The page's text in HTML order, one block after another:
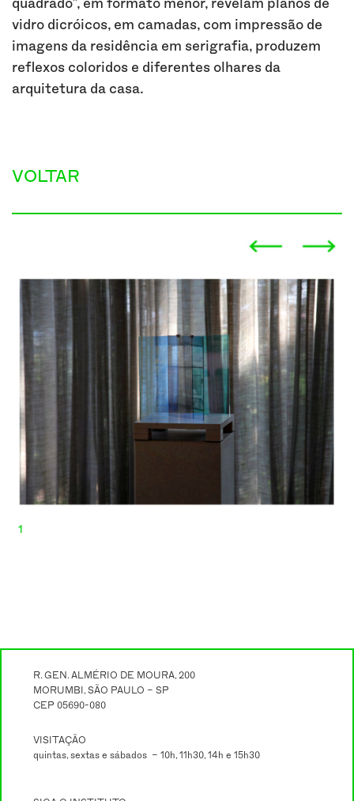
quadrado”, em formato menor, revelam planos de
vidro dicróicos, em camadas, com impressão de
imagens da residência em serigrafia, produzem
reflexos coloridos e diferentes olhares da
arquitetura da casa.
VOLTAR
1
R. GEN. ALMÉRIO DE MOURA, 200
MORUMBI, SÃO PAULO – SP
CEP 05690-080
VISITAÇÃO
quintas, sextas e sábados – 10h, 11h30, 14h e 15h30